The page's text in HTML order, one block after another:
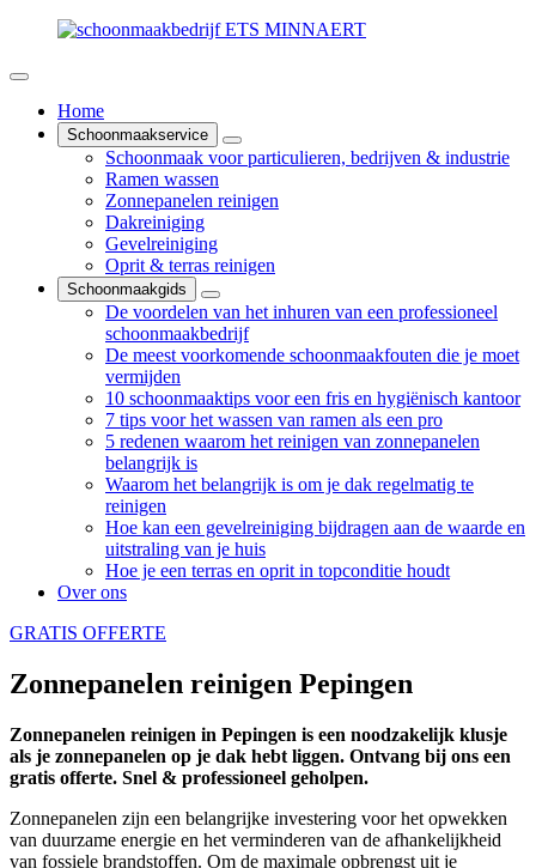
Home
Schoonmaakservice
Schoonmaak voor particulieren, bedrijven & industrie
Ramen wassen
Zonnepanelen reinigen
Dakreiniging
Gevelreiniging
Oprit & terras reinigen
Schoonmaakgids
De voordelen van het inhuren van een professioneel
schoonmaakbedrijf
De meest voorkomende schoonmaakfouten die je moet
vermijden
10 schoonmaaktips voor een fris en hygiënisch kantoor
7 tips voor het wassen van ramen als een pro
5 redenen waarom het reinigen van zonnepanelen
belangrijk is
Waarom het belangrijk is om je dak regelmatig te
reinigen
Hoe kan een gevelreiniging bijdragen aan de waarde en
uitstraling van je huis
Hoe je een terras en oprit in topconditie houdt
Over ons
GRATIS OFFERTE
Zonnepanelen reinigen Pepingen
Zonnepanelen reinigen in Pepingen is een noodzakelijk klusje
als je zonnepanelen op je dak hebt liggen. Ontvang bij ons een
gratis offerte. Snel & professioneel geholpen.
Zonnepanelen zijn een belangrijke investering voor het opwekken
van duurzame energie en het verminderen van de afhankelijkheid
van fossiele brandstoffen. Om de maximale opbrengst uit je